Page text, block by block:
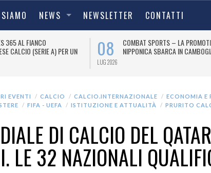
NEWS NEWSLETTER CONTATTI
365 AL FIANCO
CALCIO (SERIE A) PER UN
08
LUG 2026
COMBAT SPORTS – LA
NIPPONICA SBARCA IN
EVENTI CALCIO CALCIO.INTERNAZIONALE ECONOMIA E
FIFA - UEFA ISTITUZIONE E ATTUALITÀ PRURITO
DI CALCIO DEL
LE 32 NAZIONALI